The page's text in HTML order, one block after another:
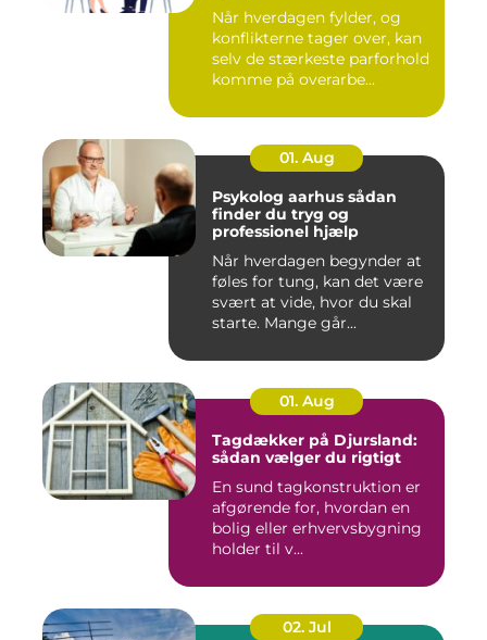
Når hverdagen fylder, og
konflikterne tager over, kan
selv de stærkeste parforhold
komme på overarbe...
01. Aug
Psykolog aarhus sådan
finder du tryg og
professionel hjælp
Når hverdagen begynder at
føles for tung, kan det være
svært at vide, hvor du skal
starte. Mange går...
01. Aug
Tagdækker på Djursland:
sådan vælger du rigtigt
En sund tagkonstruktion er
afgørende for, hvordan en
bolig eller erhvervsbygning
holder til v...
02. Jul